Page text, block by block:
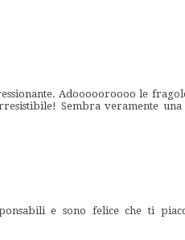
Adoooooroooo le
Sembra veramente
e sono felice che ti